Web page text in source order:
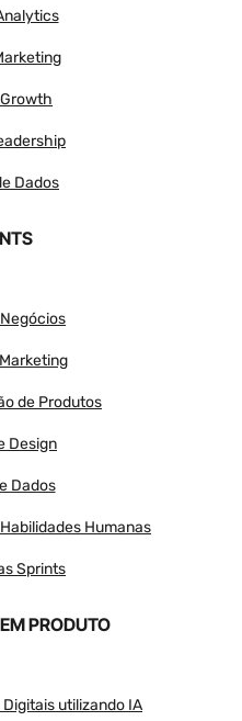
Dados
de Produtos
Design
Dados
Humanas
Sprints
PRODUTO
utilizando IA